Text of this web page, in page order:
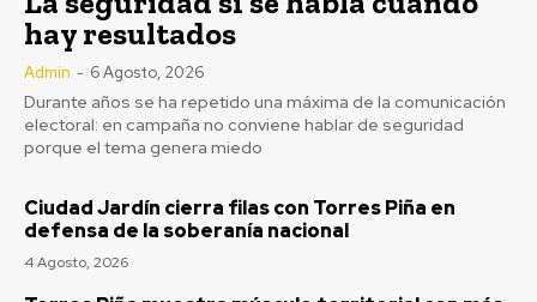
hay resultados
Admin - 6 Agosto, 2026
Durante años se ha repetido una máxima de la comunicación
electoral: en campaña no conviene hablar de seguridad
porque el tema genera miedo
Ciudad Jardín cierra filas con Torres Piña en
defensa de la soberanía nacional
4 Agosto, 2026